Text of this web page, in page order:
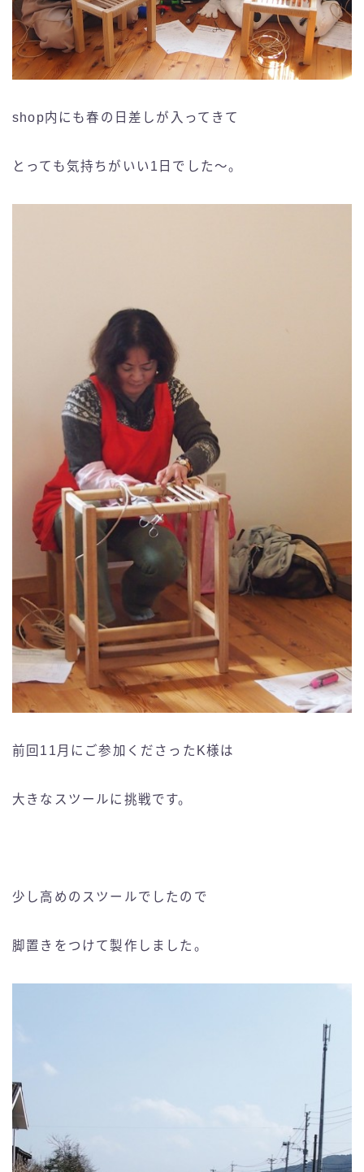
shop内にも春の日差しが入ってきて
とっても気持ちがいい1日でした〜。
前回11月にご参加くださったK様は
大きなスツールに挑戦です。
少し高めのスツールでしたので
脚置きをつけて製作しました。